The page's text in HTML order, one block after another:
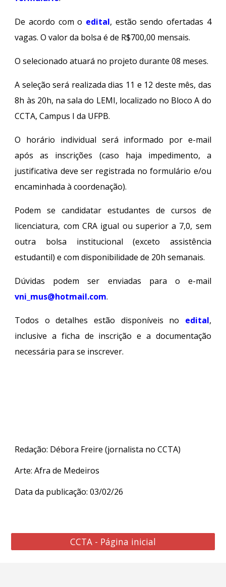
De acordo com o edital, estão sendo ofertadas 4
vagas. O valor da bolsa é de R$700,00 mensais.
O selecionado atuará no projeto durante 08 meses.
A seleção será realizada dias 11 e 12 deste mês, das
8h às 20h, na sala do LEMI, localizado no Bloco A do
CCTA, Campus I da UFPB.
O horário individual será informado por e-mail
após as inscrições (caso haja impedimento, a
justificativa deve ser registrada no formulário e/ou
encaminhada à coordenação).
Podem se candidatar estudantes de cursos de
licenciatura, com CRA igual ou superior a 7,0, sem
outra bolsa institucional (exceto assistência
estudantil) e com disponibilidade de 20h semanais.
Dúvidas podem ser enviadas para o e-mail
vni_mus@hotmail.com.
Todos o detalhes estão disponíveis no edital,
inclusive a ficha de inscrição e a documentação
necessária para se inscrever.
Redação: Débora Freire (jornalista no CCTA)
Arte:Afra de Medeiros
Data da publicação:03/02/26
CCTA - Página inicial